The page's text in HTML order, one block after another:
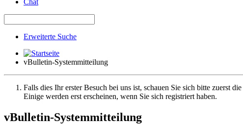
Erweiterte Suche
vBulletin-Systemmitteilung
Falls dies Ihr erster Besuch bei uns ist, schauen Sie sich bitte zuerst die
Einige werden erst erscheinen, wenn Sie sich registriert haben.
vBulletin-Systemmitteilung